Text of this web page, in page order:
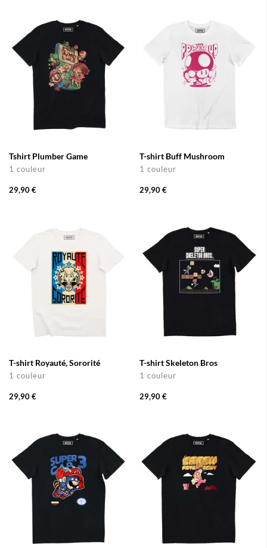
Tshirt Plumber Game
1 couleur
29,90 €
T-shirt Buff Mushroom
1 couleur
29,90 €
T-shirt Royauté, Sororité
1 couleur
29,90 €
T-shirt Skeleton Bros
1 couleur
29,90 €